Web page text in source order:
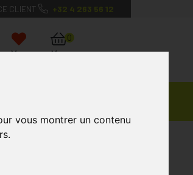
vous montrer un contenu
CLIENT +32 4 263 56 12
Mes
Mon
0